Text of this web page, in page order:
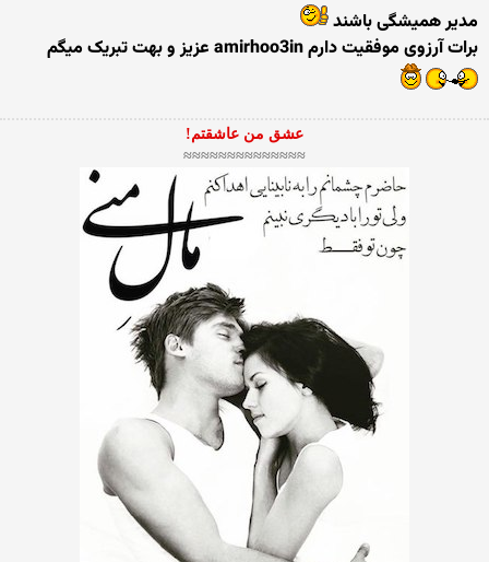
مدیر همیشگی باشند
برات آرزوی موفقیت دارم amirhoo3in عزیز و بهت تبریک میگم
عشق من عاشقتم!
≈≈≈≈≈≈≈≈≈≈≈≈≈≈